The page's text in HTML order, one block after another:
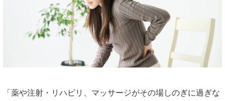
「薬や注射・リハビリ、マッサージがその場しのぎに過ぎな